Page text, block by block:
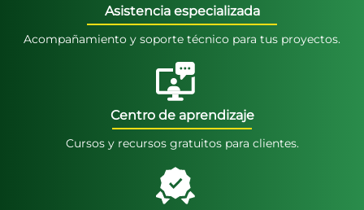
Asistencia especializada
Acompañamiento y soporte técnico para tus proyectos.
Centro de aprendizaje
Cursos y recursos gratuitos para clientes.